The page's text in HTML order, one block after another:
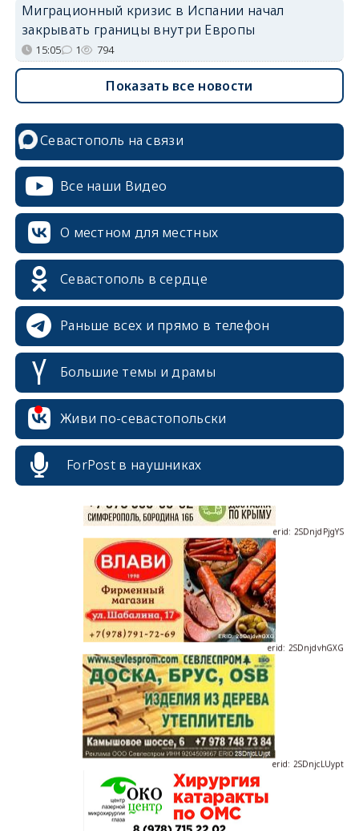
Миграционный кризис в Испании начал
закрывать границы внутри Европы
15:05 1 794
Показать все новости
Севастополь на связи
Все наши Видео
О местном для местных
Севастополь в сердце
Раньше всех и прямо в телефон
Большие темы и драмы
Живи по-севастопольски
ForPost в наушниках
erid: 2SDnjcrDNw6
erid: 2SDnjdPjgYS
erid: 2SDnjdvhGXG
erid: 2SDnjcLUypt